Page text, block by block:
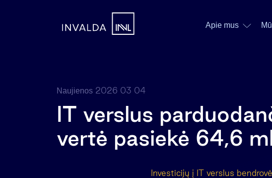
Apie mus
Naujienos 2026 03 04
IT verslus
vertė pasiekė 64,6
Investicijų į IT verslus